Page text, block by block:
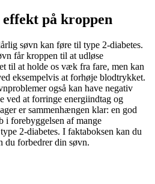
effekt på kroppen
søvn kan føre til type 2-diabetes.
får kroppen til at udløse
til at holde os væk fra fare, men kan
eksempelvis at forhøje blodtrykket.
også kan have negativ
ved at forringe energiindtag og
er sammenhængen klar: en god
i forebyggelsen af mange
2-diabetes. I faktaboksen kan du
du forbedrer din søvn.